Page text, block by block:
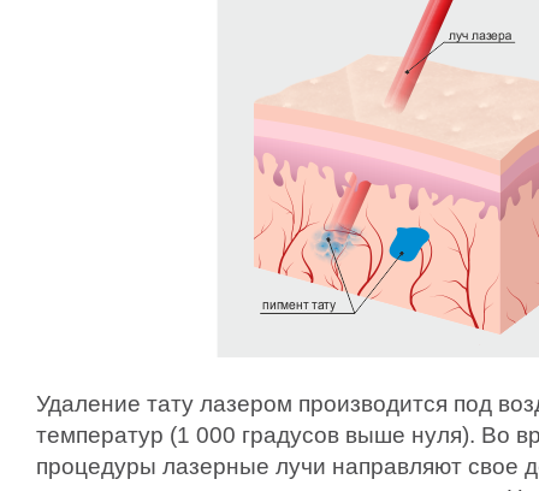
Удаление тату лазером производится под
температур (1 000 градусов выше нуля). Во
процедуры лазерные лучи направляют свое